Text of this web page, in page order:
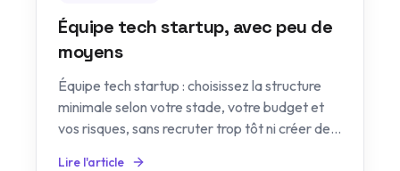
Équipe tech startup, avec peu de
moyens
Équipe tech startup : choisissez la structure
minimale selon votre stade, votre budget et
vos risques, sans recruter trop tôt ni créer de
Lire l'article